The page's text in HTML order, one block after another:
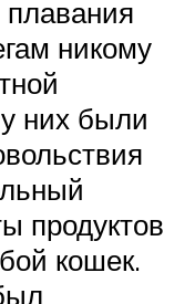
никому
них были
продуктов
кошек.